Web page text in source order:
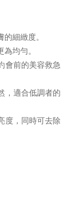
細緻度。
均勻。
會前的美容救急
，適合低調者的
度，同時可去除